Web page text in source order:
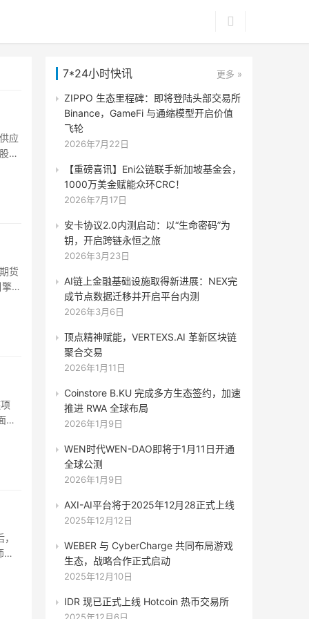
应
份
手
货
、
加
的
7*24小时快讯 更多 »
ZIPPO 生态里程碑：即将登陆头部交易所
Binance，GameFi 与通缩模型开启价值
飞轮
2026年7月22日
【重磅喜讯】Eni公链联手新加坡基金会，
1000万美金赋能众环CRC！
2026年7月17日
安卡协议2.0内测启动：以“生命密码”为
钥，开启跨链永恒之旅
2026年3月23日
AI链上金融基础设施取得新进展：NEX完
成节点数据迁移并开启平台内测
2026年3月6日
顶点精神赋能，VERTEXS.AI 革新区块链
聚合交易
2026年1月11日
Coinstore B.KU 完成多方生态签约，加速
推进 RWA 全球布局
2026年1月9日
WEN时代WEN-DAO即将于1月11日开通
全球公测
2026年1月9日
AXI-AI平台将于2025年12月28正式上线
2025年12月12日
WEBER 与 CyberCharge 共同布局游戏
生态，战略合作正式启动
2025年12月10日
IDR 现已正式上线 Hotcoin 热币交易所